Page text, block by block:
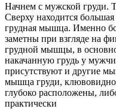
Начнем с мужской груди.
Сверху находится
грудная мышца. Именно
заметны при взгляде на
грудной мышцы, в
накачанную грудь у
присутствуют и другие
мышца груди,
глубоко расположены,
практически